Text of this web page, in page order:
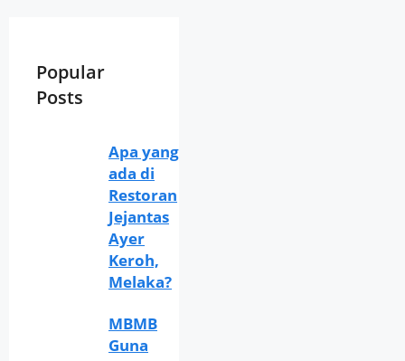
Popular
Posts
Apa yang
ada di
Restoran
Jejantas
Ayer
Keroh,
Melaka?
MBMB
Guna